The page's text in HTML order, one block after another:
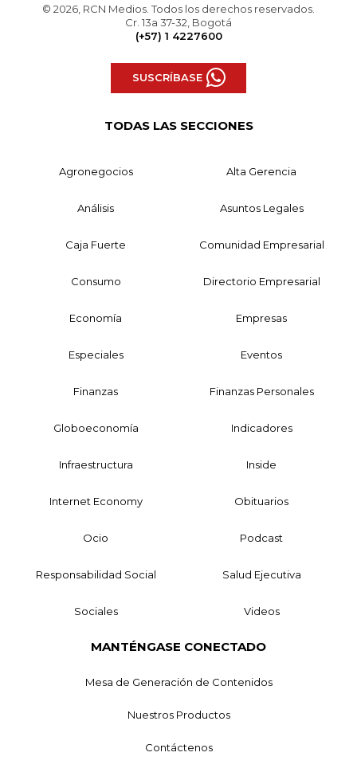
© 2026, RCN Medios. Todos los derechos reservados.
Cr. 13a 37-32, Bogotá
(+57) 1 4227600
SUSCRÍBASE
TODAS LAS SECCIONES
Agronegocios Alta Gerencia
Análisis Asuntos Legales
Caja Fuerte Comunidad Empresarial
Consumo Directorio Empresarial
Economía Empresas
Especiales Eventos
Finanzas Finanzas Personales
Globoeconomía Indicadores
Infraestructura Inside
Internet Economy Obituarios
Ocio Podcast
Responsabilidad Social Salud Ejecutiva
Sociales Videos
MANTÉNGASE CONECTADO
Mesa de Generación de Contenidos
Nuestros Productos
Contáctenos